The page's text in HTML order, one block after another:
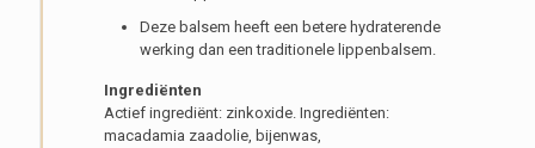
Deze balsem heeft een betere hydraterende
werking dan een traditionele lippenbalsem.
Ingrediënten
Actief ingrediënt: zinkoxide. Ingrediënten:
macadamia zaadolie, bijenwas,